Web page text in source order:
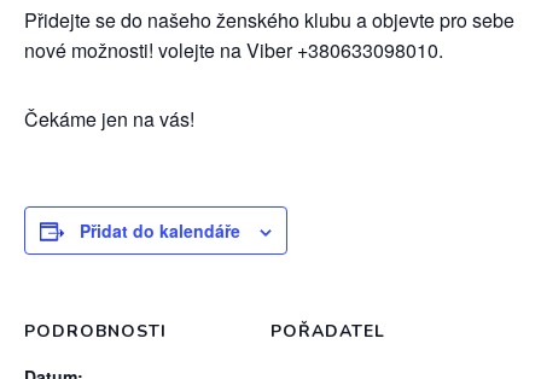
Přidejte se do našeho ženského klubu a objevte pro sebe
nové možnosti! volejte na Viber +380633098010.
Čekáme jen na vás!
Přidat do kalendáře
PODROBNOSTI POŘADATEL